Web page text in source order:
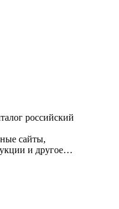
российский
сайты,
и другое…